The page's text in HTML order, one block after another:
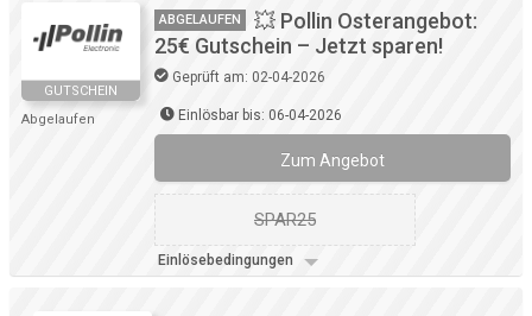
GUTSCHEIN
Abgelaufen
ABGELAUFEN
💥 Pollin Osterangebot:
25€ Gutschein – Jetzt sparen!
Geprüft am: 02-04-2026
Einlösbar bis: 06-04-2026
Zum Angebot
SPAR25
Einlösebedingungen